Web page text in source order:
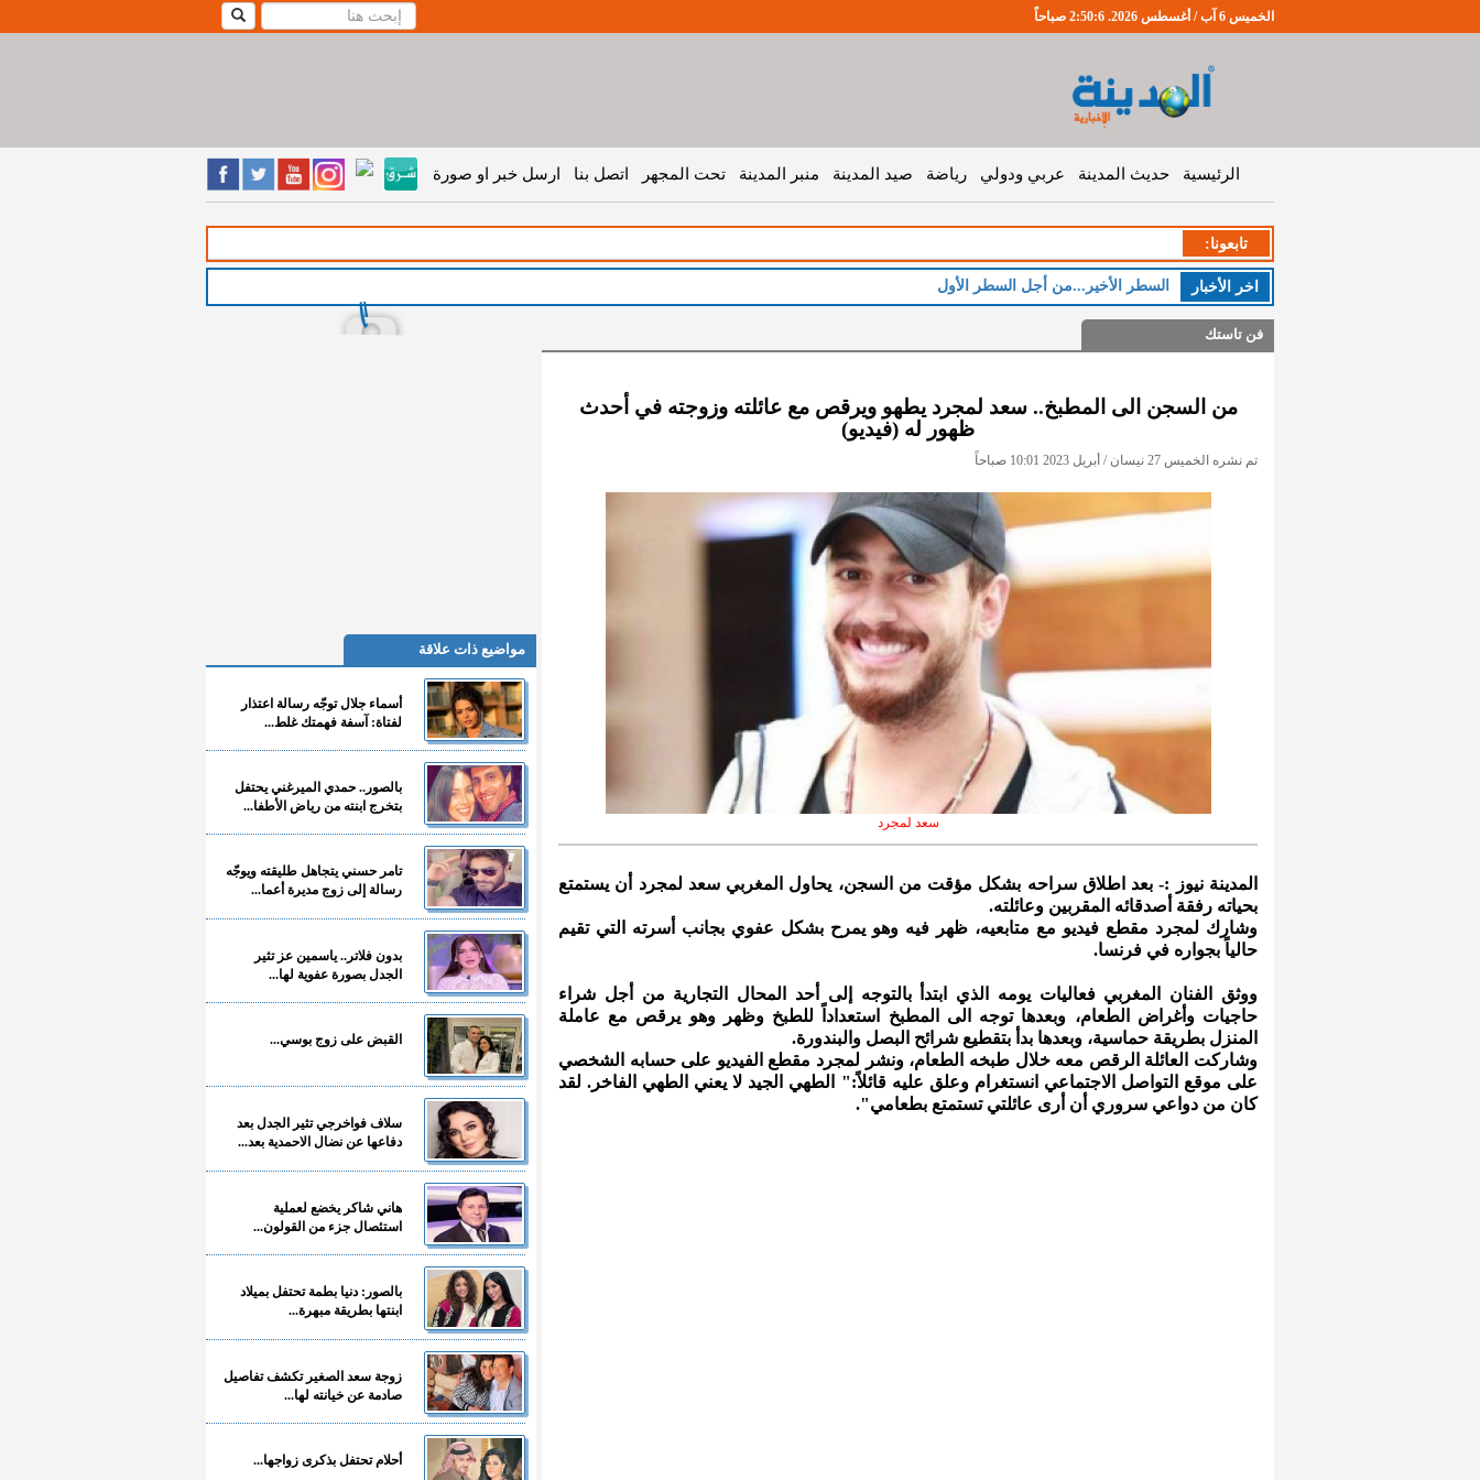
الخميس 6 آب / أغسطس 2026. 2:50:7 صباحاً
الرئيسية حديث المدينة عربي ودولي رياضة صيد المدينة منبر المدينة تحت المجهر اتصل بنا ارسل خبر او صورة
تابعونا:
اخر اﻷخبار السطر الأخير...من أجل السطر الأول
فن تاستك
من السجن الى المطبخ.. سعد لمجرد يطهو ويرقص مع عائلته وزوجته في أحدث
ظهور له (فيديو)
تم نشره الخميس 27 نيسان / أبريل 2023 10:01 صباحاً
سعد لمجرد
المدينة نيوز :- بعد اطلاق سراحه بشكل مؤقت من السجن، يحاول المغربي سعد لمجرد أن يستمتع
بحياته رفقة أصدقائه المقربين وعائلته.
وشارك لمجرد مقطع فيديو مع متابعيه، ظهر فيه وهو يمرح بشكل عفوي بجانب أسرته التي تقيم
حالياً بجواره في فرنسا.
ووثق الفنان المغربي فعاليات يومه الذي ابتدأ بالتوجه إلى أحد المحال التجارية من أجل شراء
حاجيات وأغراض الطعام، وبعدها توجه الى المطبخ استعداداً للطبخ وظهر وهو يرقص مع عاملة
المنزل بطريقة حماسية، وبعدها بدأ بتقطيع شرائح البصل والبندورة.
وشاركت العائلة الرقص معه خلال طبخه الطعام، ونشر لمجرد مقطع الفيديو على حسابه الشخصي
على موقع التواصل الاجتماعي انستغرام وعلق عليه قائلاً:" الطهي الجيد لا يعني الطهي الفاخر. لقد
كان من دواعي سروري أن أرى عائلتي تستمتع بطعامي".
مواضيع ذات علاقة
أسماء جلال توجّه رسالة اعتذار
لفتاة: آسفة فهمتك غلط...
بالصور.. حمدي الميرغني يحتفل
بتخرج ابنته من رياض الأطفا...
تامر حسني يتجاهل طليقته ويوجّه
رسالة إلى زوج مديرة أعما...
بدون فلاتر.. ياسمين عز تثير
الجدل بصورة عفوية لها...
القبض على زوج بوسي...
سلاف فواخرجي تثير الجدل بعد
دفاعها عن نضال الاحمدية بعد...
هاني شاكر يخضع لعملية
استئصال جزء من القولون...
بالصور: دنيا بطمة تحتفل بميلاد
ابنتها بطريقة مبهرة...
زوجة سعد الصغير تكشف تفاصيل
صادمة عن خيانته لها...
أحلام تحتفل بذكرى زواجها...